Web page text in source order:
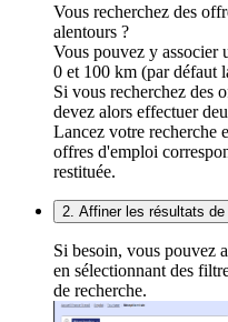
Vous recherchez des
alentours ?
Vous pouvez y associer
0 et 100 km (par défaut
Si vous recherchez des
devez alors effectuer
Lancez votre recherche
offres d'emploi
restituée.
2. Affiner les résultats
Si besoin, vous pouvez
en sélectionnant des
de recherche.